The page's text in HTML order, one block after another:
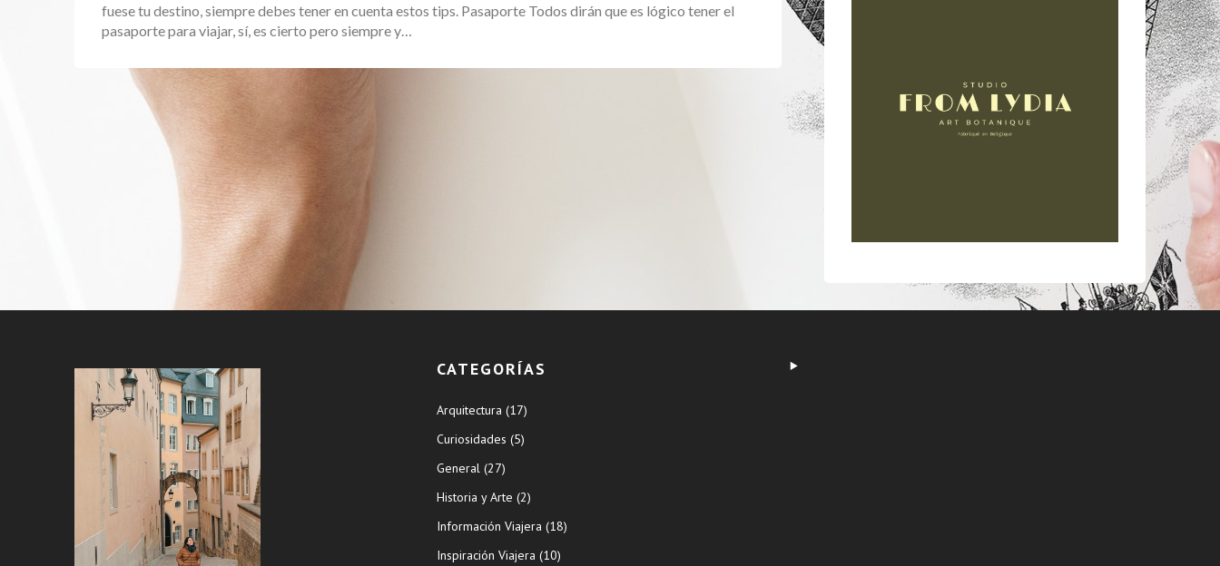
fuese tu destino, siempre debes tener en cuenta estos tips. Pasaporte Todos dirán que es lógico tener el
pasaporte para viajar, sí, es cierto pero siempre y…
CATEGORÍAS
Arquitectura (17)
Curiosidades (5)
General (27)
Historia y Arte (2)
Información Viajera (18)
Inspiración Viajera (10)